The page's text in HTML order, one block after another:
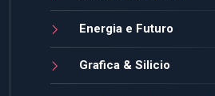
Energia e Futuro
Grafica & Silicio